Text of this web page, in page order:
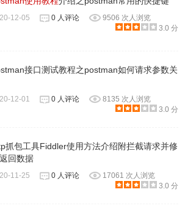
到2的位置
和global variables，点击右边的x
共几个测试，通过几个。
的主要内容，和其他API测试工具相
如果要使用自动化测试，需要购买9.99
以免费试用的，不但拥有Jetpacks的功
同步Collection。
12-05 0 人评论
9506 次人浏览
3.0 分
接口测试教程之postman如何请求参数关
12-01 0 人评论
8135 次人浏览
3.0 分
抓包工具Fiddler使用方法介绍附拦截请求并修
回数据
11-25 0 人评论
17061 次人浏览
3.0 分